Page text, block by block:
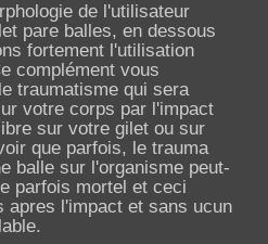
de l'utilisateur
pare balles, en dessous
fortement l'utilisation
complément vous
traumatisme qui sera
votre corps par l'impact
sur votre gilet ou sur
que parfois, le trauma
balle sur l'organisme peut-
parfois mortel et ceci
apres l'impact et sans ucun